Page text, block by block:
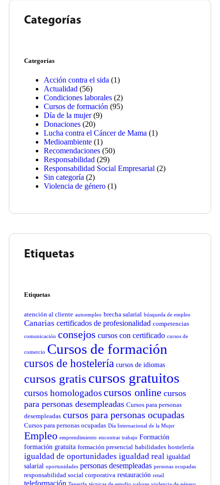
Categorías
Categorías
Acción contra el sida (1)
Actualidad (56)
Condiciones laborales (2)
Cursos de formación (95)
Día de la mujer(9)
Donaciones (20)
Lucha contra el Cáncer de Mama (1)
Medioambiente (1)
Recomendaciones (50)
Responsabilidad (29)
Responsabilidad Social Empresarial (2)
Sin categoría (2)
Violencia de género (1)
Etiquetas
Etiquetas
atención al cliente autoempleo brecha salarial búsqueda de empleo
Canarias certificados de profesionalidad competencias
comunicación consejos cursos con certificado cursos de
comercio Cursos de formación
cursos de hostelería cursos de idiomas
cursos gratis cursos gratuitos
cursos homologadoscursos online cursos
para personas desempleadas Cursos para personas
desempleadas cursos para personas ocupadas
Cursos para personas ocupadas Día Internacional de la Mujer
Empleo emprendimiento encontrar trabajo Formación
formación gratuita formación presencial habilidades hostelería
igualdad de oportunidades igualdad real igualdad
salarial oportunidades personas desempleadas personas ocupadas
responsabilidad social corporativa restauración retail